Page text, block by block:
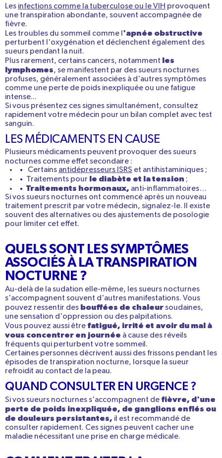
Les infections comme la tuberculose ou le VIH provoquent
une transpiration abondante, souvent accompagnée de
fièvre.
Les troubles du sommeil comme l 'apnée obstructive
perturbent l'oxygénation et déclenchent également des
sueurs pendant la nuit.
Plus rarement, certains cancers, notamment les
lymphomes, se manifestent par des sueurs nocturnes
profuses, généralement associées à d'autres symptômes
comme une perte de poids inexpliquée ou une fatigue
intense...
Si vous présentez ces signes simultanément, consultez
rapidement votre médecin pour un bilan complet avec test
sanguin.
LES MÉDICAMENTS EN CAUSE
Plusieurs médicaments peuvent provoquer des sueurs
nocturnes comme effet secondaire :
Certains antidépresseurs ISRS et antihistaminiques ;
Traitements pour
le diabète et la tension ;
Traitements hormonaux, anti-inflammatoires…
Si vossueurs nocturnes ont commencé après un nouveau
traitement prescrit par votre médecin, signalez-le. Il existe
souvent des alternatives ou des ajustements de posologie
pour limiter cet effet.
QUELS SONT LES SYMPTÔMES
ASSOCIÉS À LA TRANSPIRATION
NOCTURNE ?
Au-delà de la sudation elle-même, les sueurs nocturnes
s'accompagnent souvent d'autres manifestations. Vous
pouvez ressentir des bouffées de chaleursoudaines,
une sensation d'oppression ou des palpitations.
Vous pouvez aussi être fatigué, irrité et avoir du mal à
vous concentrer en journée à cause des réveils
fréquents qui perturbent votre sommeil.
Certaines personnes décrivent aussi des frissons pendant les
épisodes de transpiration nocturne, lorsque la sueur
refroidit au contact de la peau.
QUAND CONSULTER EN URGENCE ?
Si vos sueurs nocturnes s'accompagnent de fièvre, d'une
perte de poids inexpliquée, de ganglions enflés ou
de douleurs persistantes, il est recommandé de
consulter rapidement. Ces signes peuvent cacher une
maladie nécessitant une prise en charge médicale.